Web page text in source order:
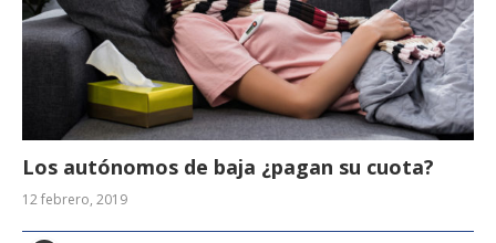
Los autónomos de baja ¿pagan su cuota?
12 febrero, 2019